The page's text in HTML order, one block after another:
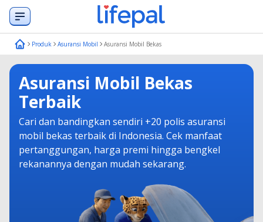
Produk Asuransi Mobil Asuransi Mobil Bekas
Asuransi Mobil Bekas
Terbaik
Cari dan bandingkan sendiri +20 polis asuransi
mobil bekas terbaik di Indonesia. Cek manfaat
pertanggungan, harga premi hingga bengkel
rekanannya dengan mudah sekarang.